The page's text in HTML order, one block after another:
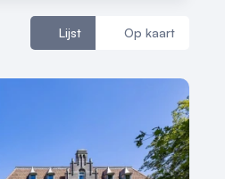
Lijst Op kaart